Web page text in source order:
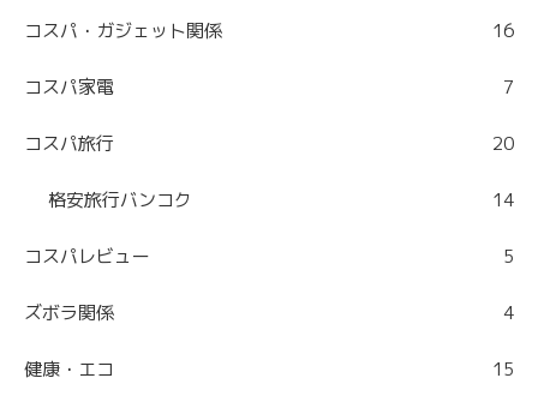
コスパ・ガジェット関係 16
コスパ家電 7
コスパ旅行 20
格安旅行バンコク 14
コスパレビュー 5
ズボラ関係 4
健康・エコ 15